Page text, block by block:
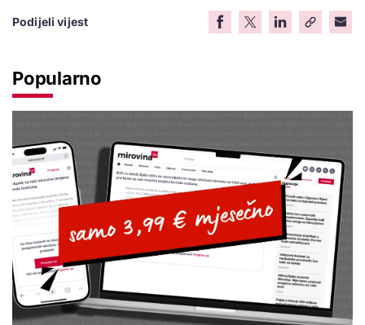
Podijeli vijest
Popularno